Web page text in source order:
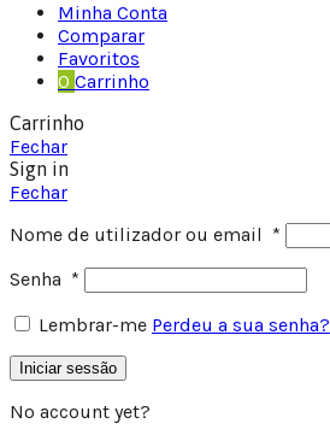
Minha Conta
Comparar
Favoritos
0 Carrinho
Carrinho
Fechar
Sign in
Fechar
Nome de utilizador ou email *
Senha *
Lembrar-me Perdeu a sua senha?
Iniciar sessão
No account yet?